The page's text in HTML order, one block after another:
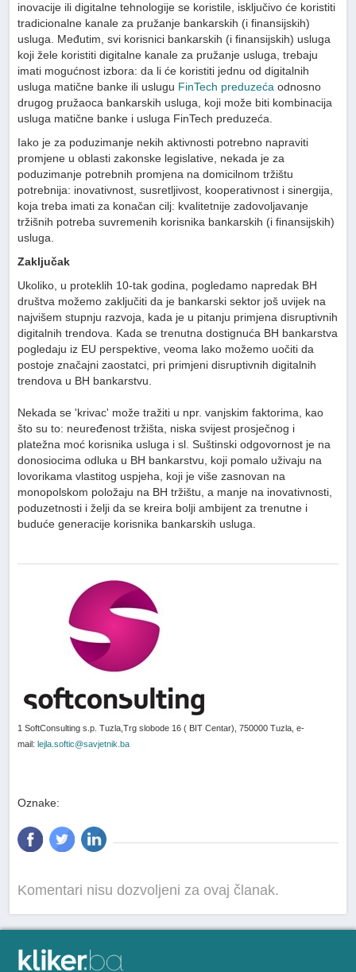
inovacije ili digitalne tehnologije se koristile, isključivo će koristiti
tradicionalne kanale za pružanje bankarskih (i finansijskih)
usluga. Međutim, svi korisnici bankarskih (i finansijskih) usluga
koji žele koristiti digitalne kanale za pružanje usluga, trebaju
imati mogućnost izbora: da li će koristiti jednu od digitalnih
usluga matične banke ili uslugu FinTech preduzeća odnosno
drugog pružaoca bankarskih usluga, koji može biti kombinacija
usluga matične banke i usluga FinTech preduzeća.
Iako je za poduzimanje nekih aktivnosti potrebno napraviti
promjene u oblasti zakonske legislative, nekada je za
poduzimanje potrebnih promjena na domicilnom tržištu
potrebnija: inovativnost, susretljivost, kooperativnost i sinergija,
koja treba imati za konačan cilj: kvalitetnije zadovoljavanje
tržišnih potreba suvremenih korisnika bankarskih (i finansijskih)
usluga.
Zaključak
Ukoliko, u proteklih 10-tak godina, pogledamo napredak BH
društva možemo zaključiti da je bankarski sektor još uvijek na
najvišem stupnju razvoja, kada je u pitanju primjena disruptivnih
digitalnih trendova. Kada se trenutna dostignuća BH bankarstva
pogledaju iz EU perspektive, veoma lako možemo uočiti da
postoje značajni zaostatci, pri primjeni disruptivnih digitalnih
trendova u BH bankarstvu.
Nekada se 'krivac' može tražiti u npr. vanjskim faktorima, kao
što su to: neuređenost tržišta, niska svijest prosječnog i
platežna moć korisnika usluga i sl. Suštinski odgovornost je na
donosiocima odluka u BH bankarstvu, koji pomalo uživaju na
lovorikama vlastitog uspjeha, koji je više zasnovan na
monopolskom položaju na BH tržištu, a manje na inovativnosti,
poduzetnosti i želji da se kreira bolji ambijent za trenutne i
buduće generacije korisnika bankarskih usluga.
1 SoftConsulting s.p. Tuzla,Trg slobode 16 ( BIT Centar), 750000 Tuzla, e-
mail:lejla.softic@savjetnik.ba
Oznake:
Komentari nisu dozvoljeni za ovaj članak.